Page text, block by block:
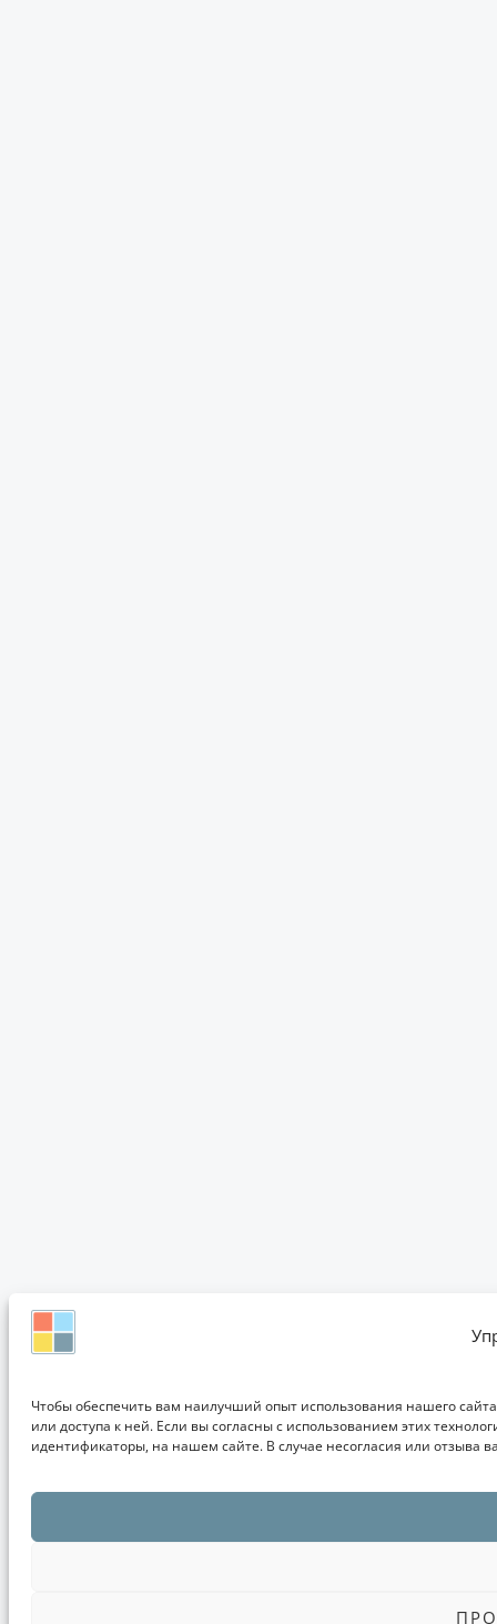
Чтобы обеспечить вам наилучший опыт использования нашего
или доступа к ней. Если вы согласны с использованием этих
идентификаторы, на нашем сайте. В случае несогласия или отзыва